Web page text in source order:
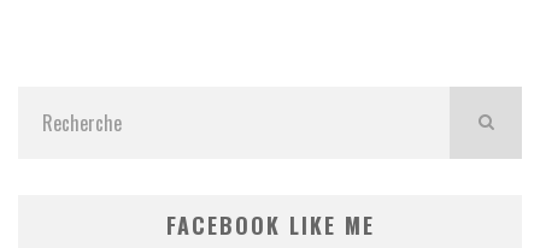
FACEBOOK LIKE ME